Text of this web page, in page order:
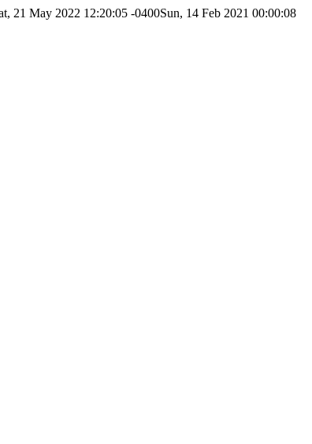
21 May 2022 12:20:05 -0400Sun, 14 Feb 2021 00:00:08